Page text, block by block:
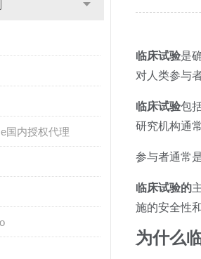
国内授权代理
临床试验是
对人类参与
临床试验包
研究机构通
参与者通常
临床试验的
施的安全性
为什么